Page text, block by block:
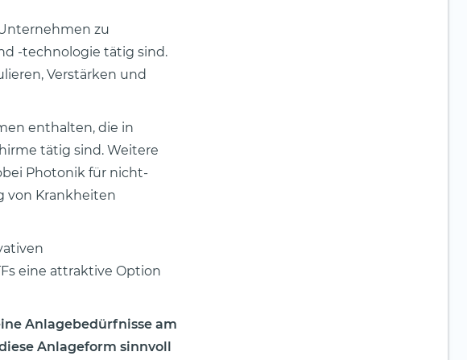
zu
-technologie tätig sind.
Verstärken und
enthalten, die in
tätig sind. Weitere
Photonik für nicht-
von Krankheiten
eine attraktive Option
Anlagebedürfnisse am
Anlageform sinnvoll